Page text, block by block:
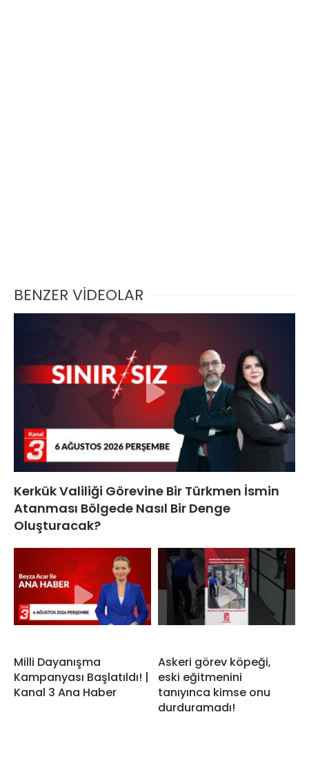
BENZER VİDEOLAR
Kerkük Valiliği Görevine Bir Türkmen İsmin
Atanması Bölgede Nasıl Bir Denge
Oluşturacak?
Milli Dayanışma
Kampanyası Başlatıldı! |
Kanal 3 Ana Haber
Askeri görev köpeği,
eski eğitmenini
tanıyınca kimse onu
durduramadı!